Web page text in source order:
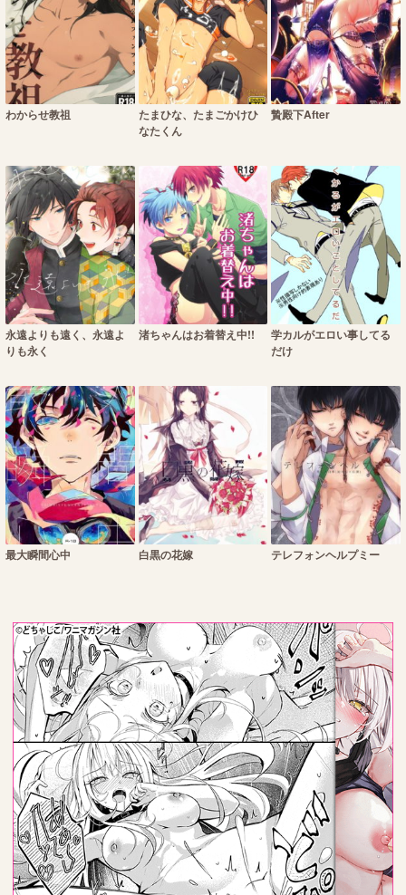
わからせ教祖
たまひな、たまごかけひ
なたくん
贄殿下After
永遠よりも遠く、永遠よ
りも永く
渚ちゃんはお着替え中!!
学カルがエロい事してる
だけ
最大瞬間心中 白黒の花嫁 テレフォンヘルプミー